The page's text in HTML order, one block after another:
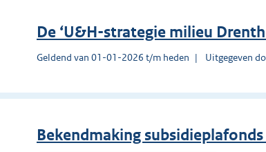
De ‘U&H-strategie milieu
Geldend van 01-01-2026 t/m heden Uitgegeven
Bekendmaking